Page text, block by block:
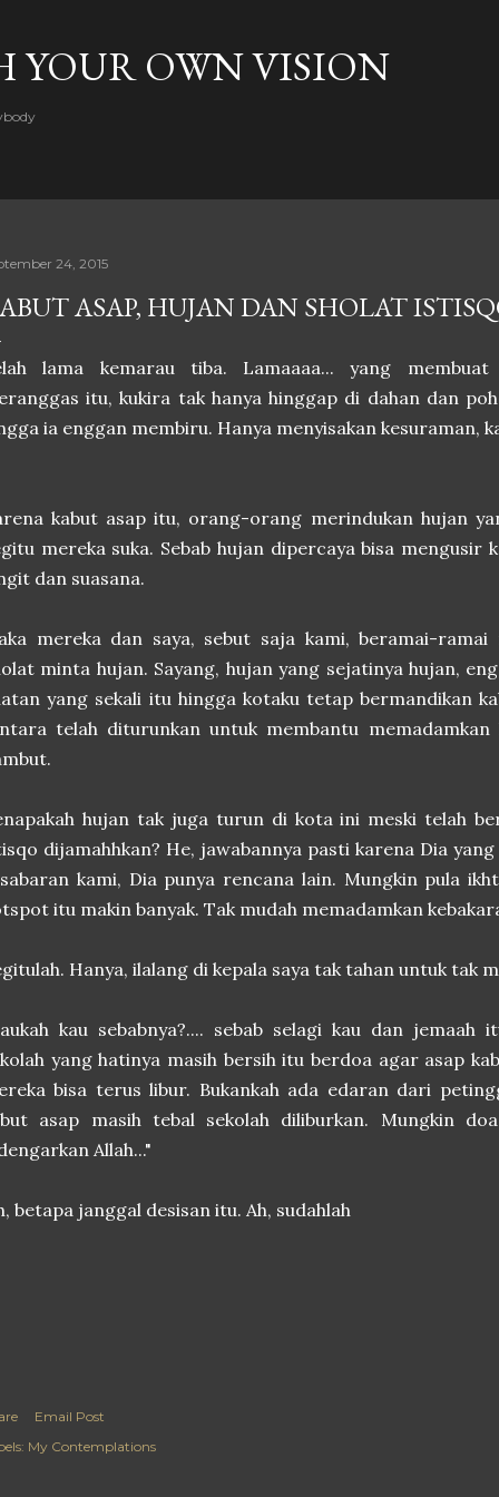
YOUR OWN VISION
24, 2015
ASAP, HUJAN DAN SHOLAT
lama kemarau tiba. Lamaaaa... yang membuat
itu, kukira tak hanya hinggap di dahan dan
ia enggan membiru. Hanya menyisakan kesuraman,
kabut asap itu, orang-orang merindukan hujan
mereka suka. Sebab hujan dipercaya bisa mengusir
dan suasana.
mereka dan saya, sebut saja kami, beramai-ramai
minta hujan. Sayang, hujan yang sejatinya hujan,
yang sekali itu hingga kotaku tetap bermandikan
telah diturunkan untuk membantu memadamkan
hujan tak juga turun di kota ini meski telah
dijamahhkan? He, jawabannya pasti karena Dia
kami, Dia punya rencana lain. Mungkin pula
itu makin banyak. Tak mudah memadamkan
Hanya, ilalang di kepala saya tak tahan untuk tak
kau sebabnya?.... sebab selagi kau dan jemaah
yang hatinya masih bersih itu berdoa agar asap
bisa terus libur. Bukankah ada edaran dari
asap masih tebal sekolah diliburkan. Mungkin
Allah..."
betapa janggal desisan itu. Ah, sudahlah
Email Post
My Contemplations